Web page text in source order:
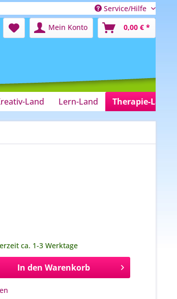
Service/Hilfe
Mein Konto
0,00 € *
Land Lern-Land Therapie-Land
ca. 1-3 Werktage
In den Warenkorb